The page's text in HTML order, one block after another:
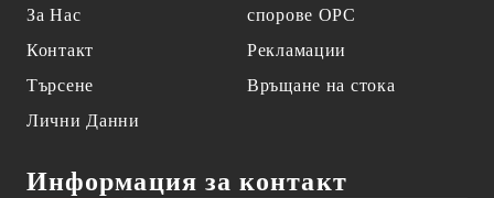
За Нас
Контакт
Търсене
Лични Данни
спорове OPC
Рекламации
Връщане на стока
Информация за контакт